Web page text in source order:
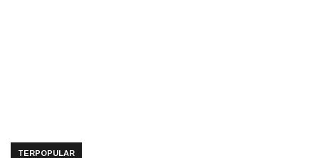
TERPOPULAR